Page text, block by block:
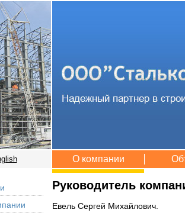
О компании
Руководитель
Евель Сергей Михайлович.